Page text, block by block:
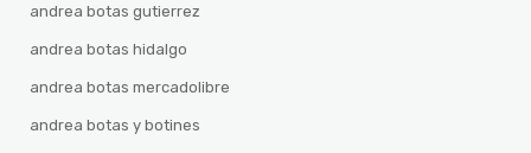
andrea botas gutierrez
andrea botas hidalgo
andrea botas mercadolibre
andrea botas y botines